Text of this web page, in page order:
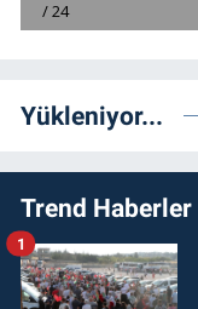
Yükleniyor...
Trend Haberler
1